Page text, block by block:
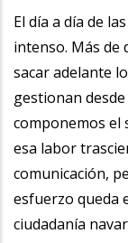
El día a día de
intenso. Más de
sacar adelante
gestionan
componemos el
esa labor
comunicación,
esfuerzo queda
ciudadanía